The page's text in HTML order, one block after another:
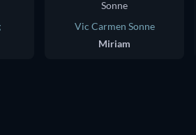
Vic Carmen Sonne
Miriam